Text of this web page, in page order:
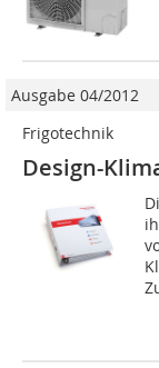
Ausgabe 04/2012
Frigotechnik
Design-